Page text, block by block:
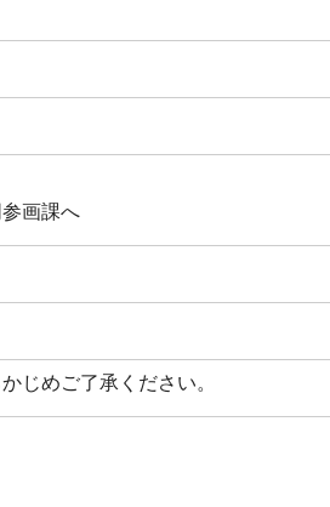
画課へ
めご了承ください。